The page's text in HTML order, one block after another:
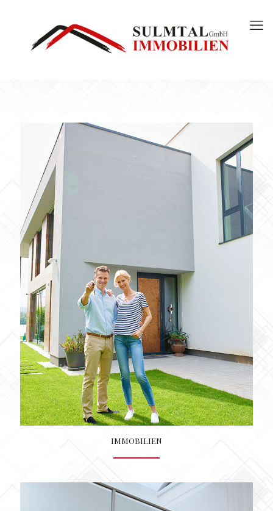
IMMOBILIEN